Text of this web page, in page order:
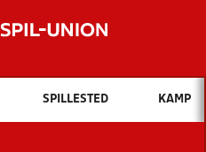
Hvad vil du søge efter?
INDHOLD OG NYHEDER
SPILLESTED KAMP